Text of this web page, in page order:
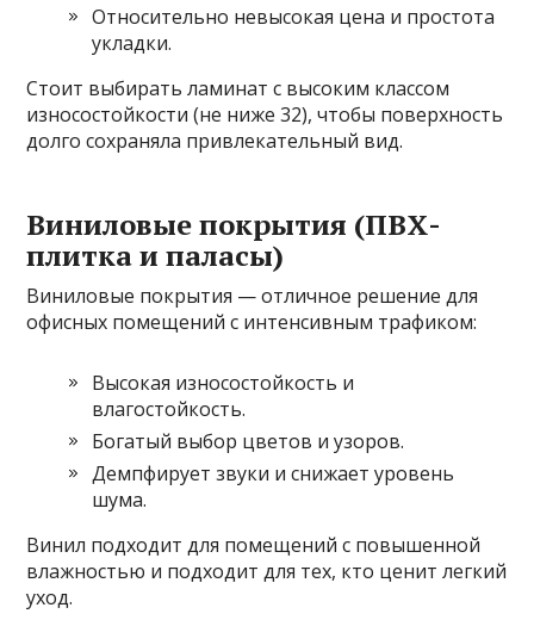
Относительно невысокая цена и простота
укладки.
Стоит выбирать ламинат с высоким классом
износостойкости (не ниже 32), чтобы поверхность
долго сохраняла привлекательный вид.
Виниловые покрытия (ПВХ-
плитка и паласы)
Виниловые покрытия — отличное решение для
офисных помещений с интенсивным трафиком:
Высокая износостойкость и
влагостойкость.
Богатый выбор цветов и узоров.
Демпфирует звуки и снижает уровень
шума.
Винил подходит для помещений с повышенной
влажностью и подходит для тех, кто ценит легкий
уход.